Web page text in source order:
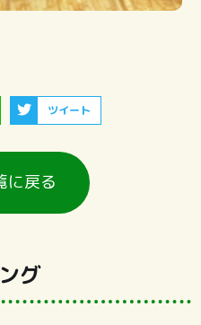
ツイート
に戻る
グ